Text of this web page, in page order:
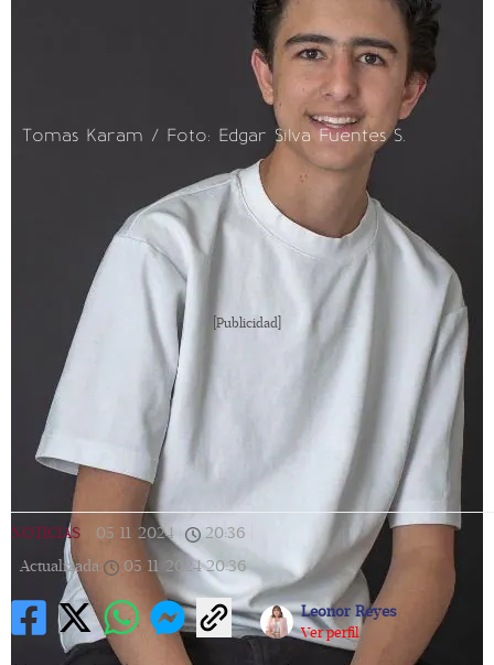
Tomas Karam / Foto: Edgar Silva Fuentes S.
[Publicidad]
NOTICIAS 05/11/2024 20:36
Actualizada
05/11/2024 20:36
Leonor Reyes
Ver perfil